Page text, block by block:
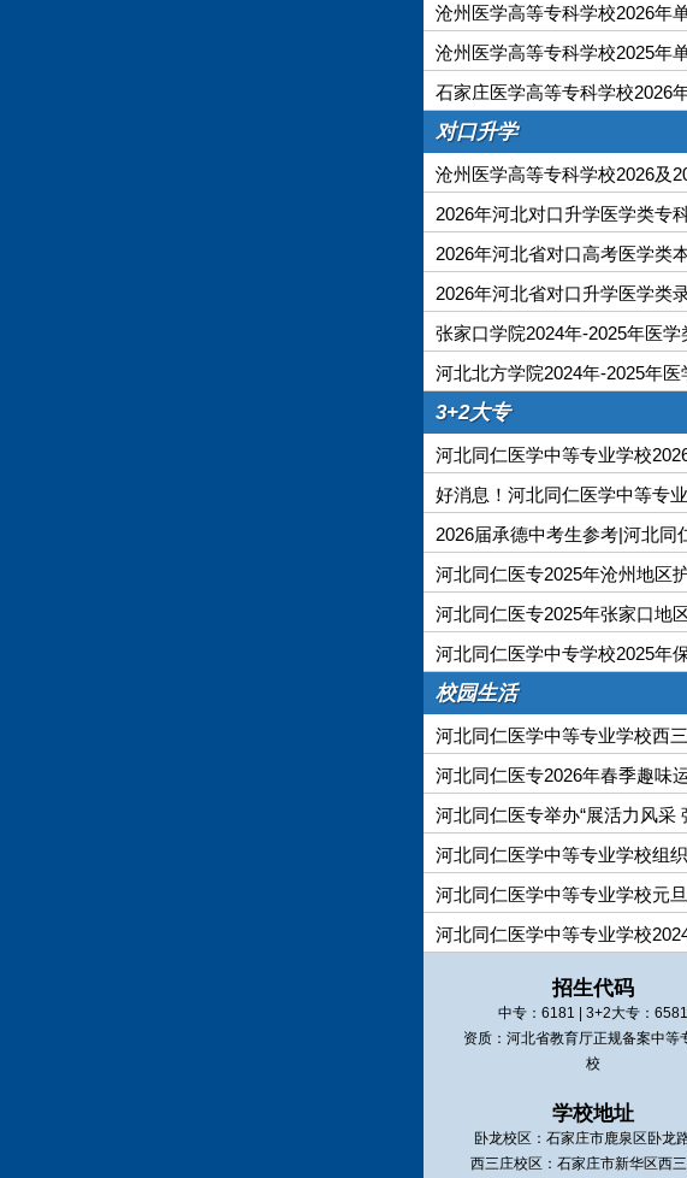
沧州医学高等专科学校2026年
沧州医学高等专科学校2025年
石家庄医学高等专科学校2026
对口升学
沧州医学高等专科学校2026及
2026年河北对口升学医学类专
2026年河北省对口高考医学类
2026年河北省对口升学医学类
张家口学院2024年-2025年医
河北北方学院2024年-2025年
3+2大专
河北同仁医学中等专业学校
好消息！河北同仁医学中等专
2026届承德中考生参考|河北
河北同仁医专2025年沧州地区
河北同仁医专2025年张家口地
河北同仁医学中专学校2025年
校园生活
河北同仁医学中等专业学校西
河北同仁医专2026年春季趣味
河北同仁医专举办“展活力风采
河北同仁医学中等专业学校组
河北同仁医学中等专业学校元
河北同仁医学中等专业学校
招生代码
中专： 6181 | 3+2大专： 6581
资质：河北省教育厅正规备案中等
校
学校地址
卧龙校区： 石家庄市鹿泉区卧龙
西三庄校区： 石家庄市新华区西